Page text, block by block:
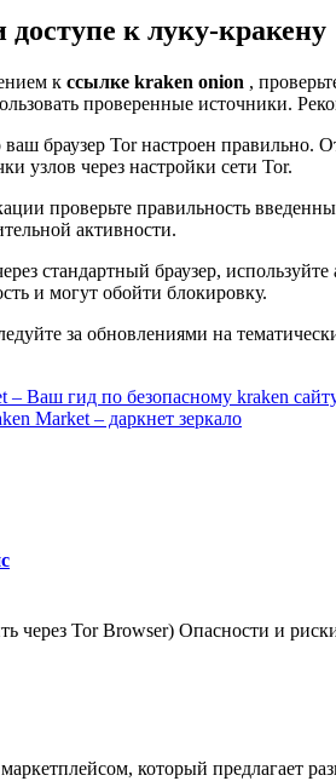
к луку-кракену
к ссылке kraken onion ,
проверенные источники.
ваш браузер Tor настроен
узлов через настройки сети Tor.
проверьте правильность
активности.
стандартный браузер,
и могут обойти блокировку.
за обновлениями на
Ваш гид по безопасному kraken
Market – даркнет зеркало
через Tor Browser) Опасности и
который предлагает